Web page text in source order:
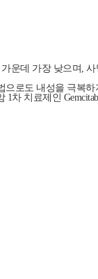
운데 가장 낮으며,
으로도 내성을 극복
1차 치료제인